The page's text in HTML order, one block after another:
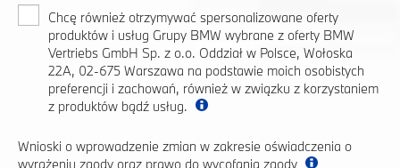
Chcę również otrzymywać spersonalizowane oferty
produktów i usług Grupy BMW wybrane z oferty BMW
Vertriebs GmbH Sp. z o.o. Oddział w Polsce, Wołoska
22A, 02-675 Warszawa na podstawie moich osobistych
preferencji i zachowań, również w związku z korzystaniem
z produktów bądź usług.
Wnioski o wprowadzenie zmian w zakresie oświadczenia o
wyrażeniu zgody oraz prawo do wycofania zgody